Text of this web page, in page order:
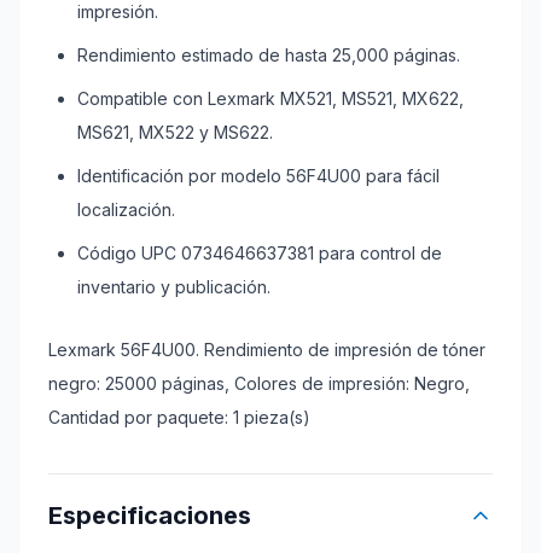
impresión.
Rendimiento estimado de hasta 25,000 páginas.
Compatible con Lexmark MX521, MS521, MX622,
MS621, MX522 y MS622.
Identificación por modelo 56F4U00 para fácil
localización.
Código UPC 0734646637381 para control de
inventario y publicación.
Lexmark 56F4U00. Rendimiento de impresión de tóner
negro: 25000 páginas, Colores de impresión: Negro,
Cantidad por paquete: 1 pieza(s)
Especificaciones